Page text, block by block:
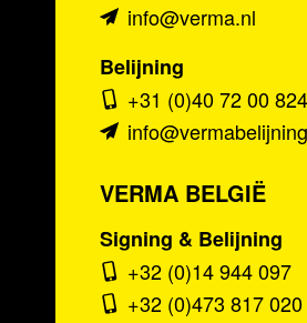
info@verma.nl
Belijning
+31 (0)40 72 00 824
VERMA BELGIË
Signing & Belijning
+32 (0)14 944 097
+32 (0)473 817 020